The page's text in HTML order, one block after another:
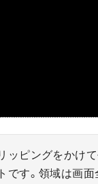
ッピングをかけ
です。領域は画面